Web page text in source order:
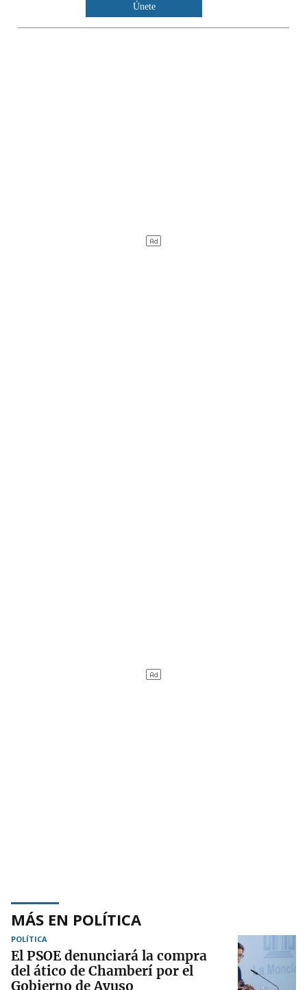
Únete
MÁS EN POLÍTICA
POLÍTICA
El PSOE denunciará la compra
del ático de Chamberí por el
Gobierno de Ayuso